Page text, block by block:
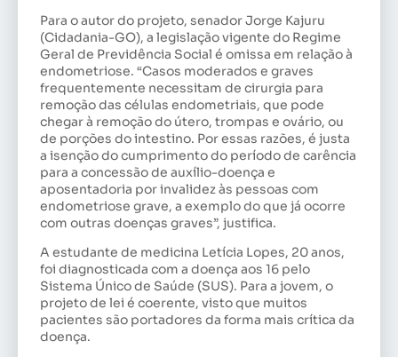
Para o autor do projeto, senador Jorge Kajuru
(Cidadania-GO), a legislação vigente do Regime
Geral de Previdência Social é omissa em relação à
endometriose. “Casos moderados e graves
frequentemente necessitam de cirurgia para
remoção das células endometriais, que pode
chegar à remoção do útero, trompas e ovário, ou
de porções do intestino. Por essas razões, é justa
a isenção do cumprimento do período de carência
para a concessão de auxílio-doença e
aposentadoria por invalidez às pessoas com
endometriose grave, a exemplo do que já ocorre
com outras doenças graves”, justifica.
A estudante de medicina Letícia Lopes, 20 anos,
foi diagnosticada com a doença aos 16 pelo
Sistema Único de Saúde (SUS). Para a jovem, o
projeto de lei é coerente, visto que muitos
pacientes são portadores da forma mais crítica da
doença.